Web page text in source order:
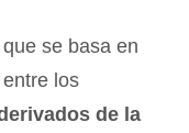
se basa en
entre los
de la